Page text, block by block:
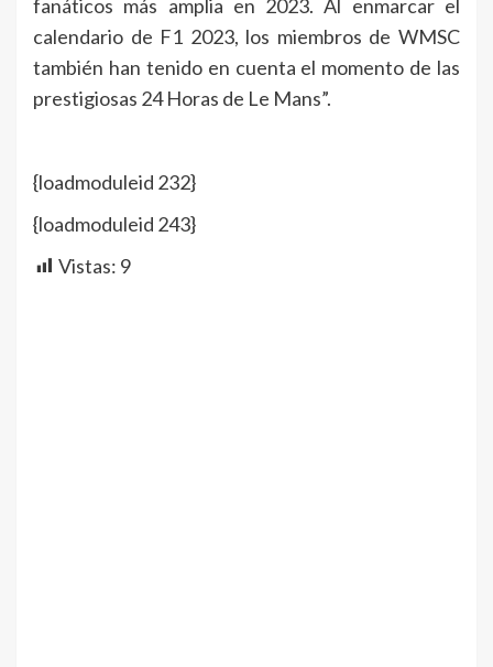
fanáticos más amplia en 2023. Al enmarcar el
calendario de F1 2023, los miembros de WMSC
también han tenido en cuenta el momento de las
prestigiosas 24 Horas de Le Mans”.
{loadmoduleid 232}
{loadmoduleid 243}
Vistas: 9